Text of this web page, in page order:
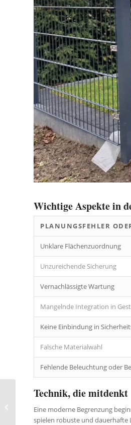
Wichtige Aspekte in
PLANUNGSFEHLER
Unklare Flächenzuordnung
Unzureichende Sicherung
Vernachlässigte Wartung
Mangelnde Integration in
Keine Einbindung in
Falsche Materialwahl
Fehlende Beleuchtung oder
Technik, die mitdenkt
Eine moderne Begrenzung
spielen robuste und dauerhafte
Wie kleine Details den
Betrieb sicherer
machen